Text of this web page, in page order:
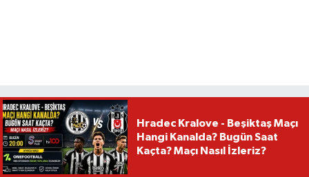
Hradec Kralove - Beşiktaş Maçı
Hangi Kanalda? Bugün Saat
Kaçta? Maçı Nasıl İzleriz?